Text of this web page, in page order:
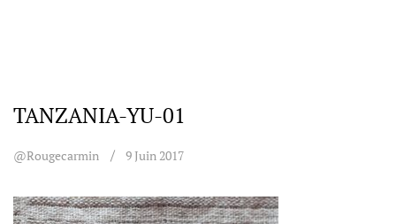
TANZANIA-YU-01
@rougecarmin 9 Juin 2017